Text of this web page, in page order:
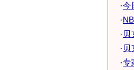
·今
·
· 贝
· 贝
·专